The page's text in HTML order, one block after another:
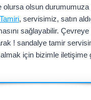
olursa olsun durumumuza
, servisimiz, satın
sağlayabilir. Çevreye
! sandalye tamir
için bizimle iletişime